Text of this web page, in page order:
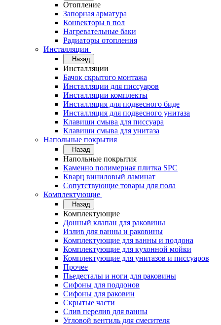
Отопление
Запорная арматура
Конвекторы в пол
Нагревательные баки
Радиаторы отопления
Инсталляции
Назад
Инсталляции
Бачок скрытого монтажа
Инсталляции для писсуаров
Инсталляции комплекты
Инсталляция для подвесного биде
Инсталляция для подвесного унитаза
Клавиши смыва для писсуара
Клавиши смыва для унитаза
Напольные покрытия
Назад
Напольные покрытия
Каменно полимерная плитка SPC
Кварц виниловый ламинат
Сопутствующие товары для пола
Комплектующие
Назад
Комплектующие
Донный клапан для раковины
Излив для ванны и раковины
Комплектующие для ванны и поддона
Комплектующие для кухонной мойки
Комплектующие для унитазов и писсуаров
Прочее
Пьедесталы и ноги для раковины
Сифоны для поддонов
Сифоны для раковин
Скрытые части
Слив перелив для ванны
Угловой вентиль для смесителя